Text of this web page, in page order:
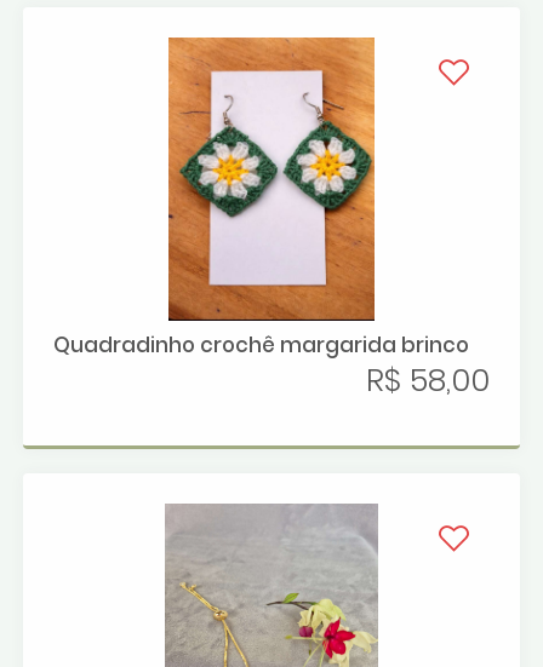
Quadradinho crochê margarida brinco
R$ 58,00